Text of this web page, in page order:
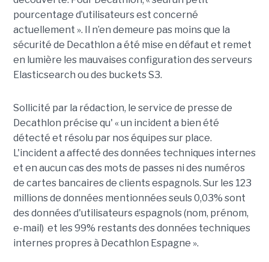
pourcentage d’utilisateurs est concerné
actuellement ». Il n’en demeure pas moins que la
sécurité de Decathlon a été mise en défaut et remet
en lumière les mauvaises configuration des serveurs
Elasticsearch ou des buckets S3.
Sollicité par la rédaction, le service de presse de
Decathlon précise qu' « un incident a bien été
détecté et résolu par nos équipes sur place.
L'incident a affecté des données techniques internes
et en aucun cas des mots de passes ni des numéros
de cartes bancaires de clients espagnols. Sur les 123
millions de données mentionnées seuls 0,03% sont
des données d'utilisateurs espagnols (nom, prénom,
e-mail) et les 99% restants des données techniques
internes propres à Decathlon Espagne ».